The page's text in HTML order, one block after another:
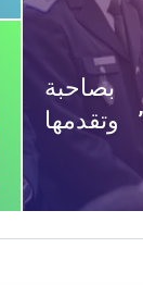
بصاحبة
وتقدمها